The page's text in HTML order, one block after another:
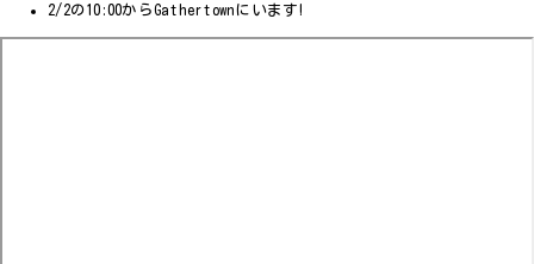
2/2の10:00からGathertownにいます!